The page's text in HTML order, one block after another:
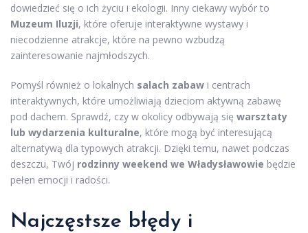
dowiedzieć się o ich życiu i ekologii. Inny ciekawy wybór to
Muzeum Iluzji, które oferuje interaktywne wystawy i
niecodzienne atrakcje, które na pewno wzbudzą
zainteresowanie najmłodszych.
Pomyśl również o lokalnych salach zabaw i centrach
interaktywnych, które umożliwiają dzieciom aktywną zabawę
pod dachem. Sprawdź, czy w okolicy odbywają się warsztaty
lub wydarzenia kulturalne, które mogą być interesującą
alternatywą dla typowych atrakcji. Dzięki temu, nawet podczas
deszczu, Twój rodzinny weekend we Władysławowie będzie
pełen emocji i radości.
Najczęstsze błędy i